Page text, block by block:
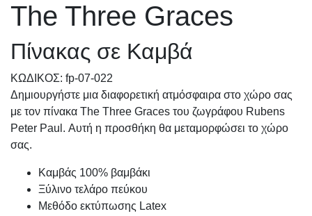
The Three Graces
Πίνακας σε Καμβά
KΩΔΙΚΟΣ: fp-07-022
Δημιουργήστε μια διαφορετική ατμόσφαιρα στο χώρο σας
με τον πίνακα The Three Graces του ζωγράφου Rubens
Peter Paul. Αυτή η προσθήκη θα μεταμορφώσει το χώρο
σας.
Καμβάς 100% βαμβάκι
Ξύλινο τελάρο πεύκου
Μεθόδο εκτύπωσης Latex